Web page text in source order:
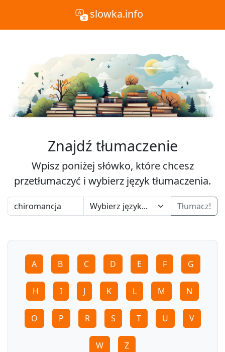
slowka.info
Znajdź tłumaczenie
Wpisz poniżej słówko, które chcesz
przetłumaczyć i wybierz język tłumaczenia.
Tłumacz!
A B C D E F G
H I J K L M N
O P R S T U V
W Z